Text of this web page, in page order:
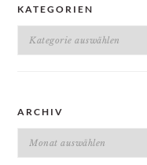
KATEGORIEN
Kategorien
ARCHIV
Archiv